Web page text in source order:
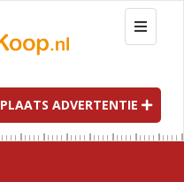
T
o
g
l
e
n
PLAATS ADVERTENTIE